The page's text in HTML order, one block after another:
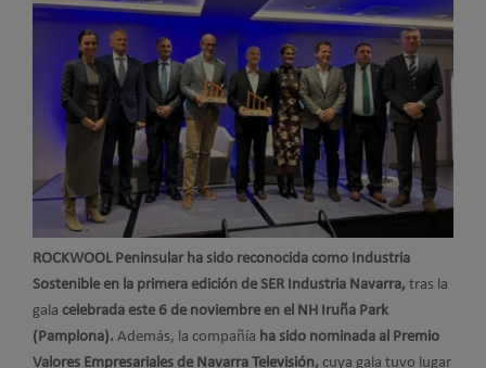
ROCKWOOL Peninsular ha sido reconocida como Industria
Sostenible en la primera edición de SER Industria Navarra, tras la
gala celebrada este 6 de noviembre en el NH Iruña Park
(Pamplona). Además, la compañía ha sido nominada al Premio
Valores Empresariales de Navarra Televisión, cuya gala tuvo lugar